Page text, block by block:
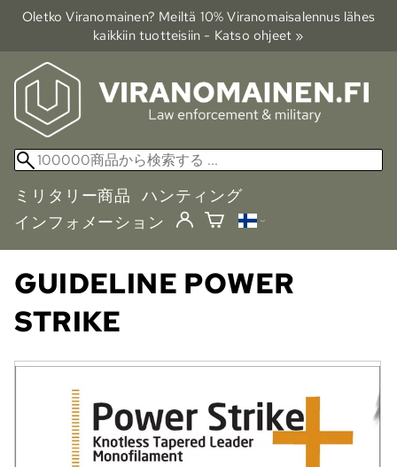
Oletko Viranomainen? Meiltä 10% Viranomais­alennus lähes
kaikkiin tuotteisiin - Katso ohjeet »
ミリタリー商品
ハンティング
インフォメーション
GUIDELINE POWER
STRIKE